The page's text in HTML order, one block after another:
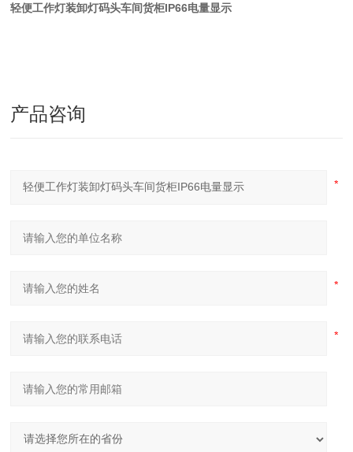
轻便工作灯装卸灯码头车间货柜IP66电量显示
产品咨询